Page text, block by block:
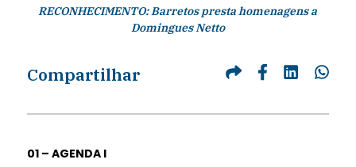
RECONHECIMENTO: Barretos presta homenagens a
Domingues Netto
Compartilhar
01 – AGENDA I